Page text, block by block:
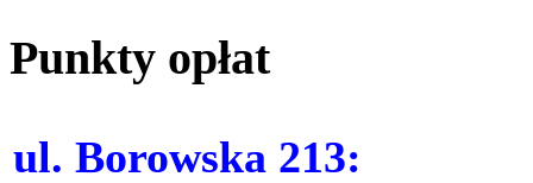
Punkty opłat
ul. Borowska 213: